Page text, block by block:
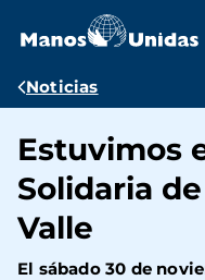
contenido
Ruta
navegación
Noticias
Estuvimos
Solidaria
Valle
El sábado 30 de